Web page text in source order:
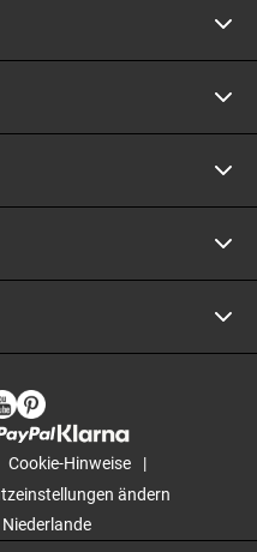
Cookie-Hinweise
ändern
Niederlande